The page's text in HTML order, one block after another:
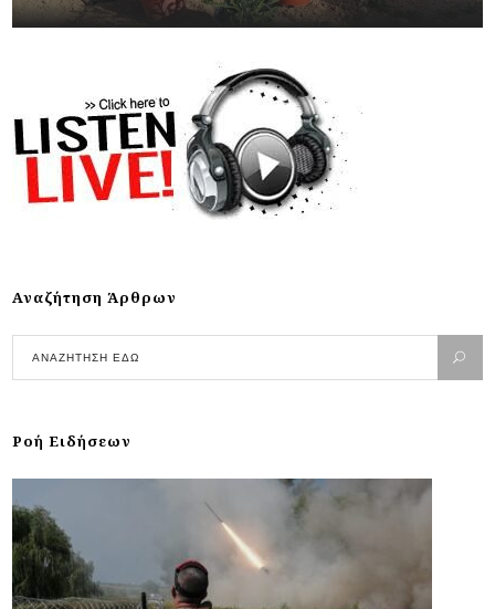
Αναζήτηση Άρθρων
Ροή Ειδήσεων